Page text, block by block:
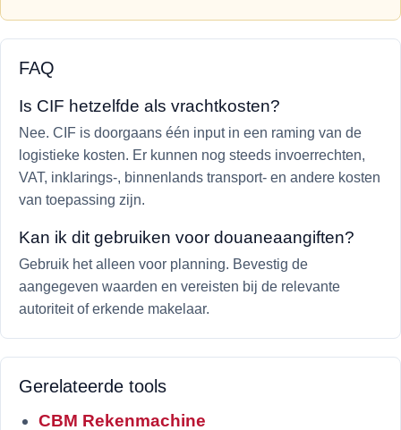
FAQ
Is CIF hetzelfde als vrachtkosten?
Nee. CIF is doorgaans één input in een raming van de
logistieke kosten. Er kunnen nog steeds invoerrechten,
VAT, inklarings-, binnenlands transport- en andere kosten
van toepassing zijn.
Kan ik dit gebruiken voor douaneaangiften?
Gebruik het alleen voor planning. Bevestig de
aangegeven waarden en vereisten bij de relevante
autoriteit of erkende makelaar.
Gerelateerde tools
CBM Rekenmachine